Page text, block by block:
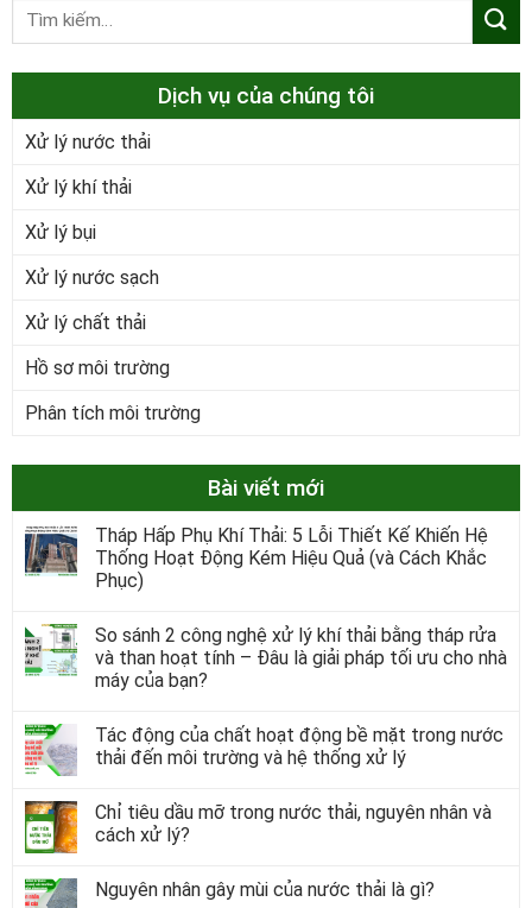
Dịch vụ của chúng tôi
Xử lý nước thải
Xử lý khí thải
Xử lý bụi
Xử lý nước sạch
Xử lý chất thải
Hồ sơ môi trường
Phân tích môi trường
Bài viết mới
Tháp Hấp Phụ Khí Thải: 5 Lỗi Thiết Kế Khiến Hệ
Thống Hoạt Động Kém Hiệu Quả (và Cách Khắc
Phục)
So sánh 2 công nghệ xử lý khí thải bằng tháp rửa
và than hoạt tính – Đâu là giải pháp tối ưu cho nhà
máy của bạn?
Tác động của chất hoạt động bề mặt trong nước
thải đến môi trường và hệ thống xử lý
Chỉ tiêu dầu mỡ trong nước thải, nguyên nhân và
cách xử lý?
Nguyên nhân gây mùi của nước thải là gì?